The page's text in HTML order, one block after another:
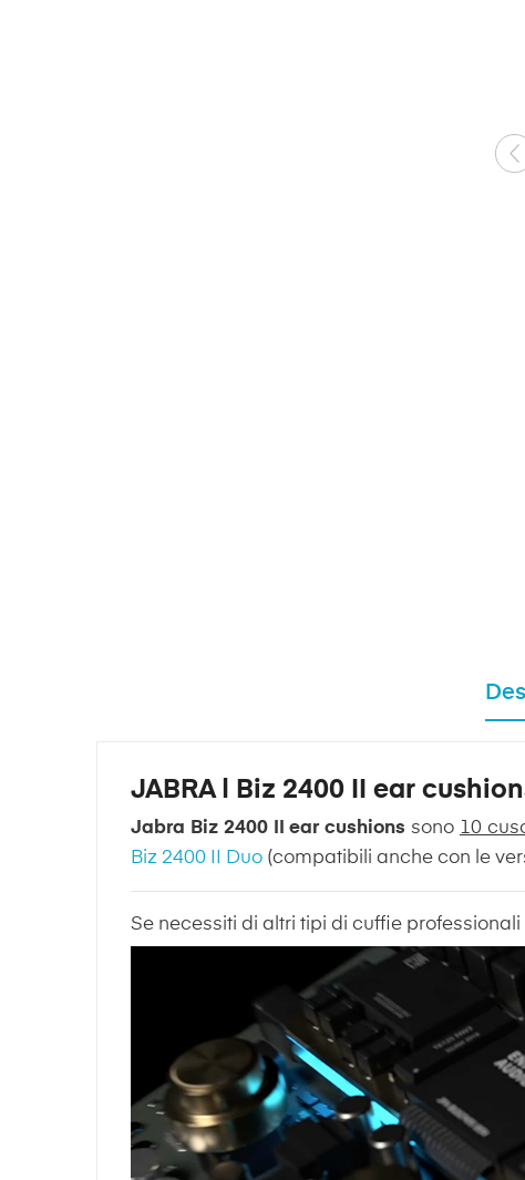
JABRA | Biz 2400 II ear
Jabra Biz 2400 II ear cushionssono 10
Biz 2400 II Duo (compatibili anche con le
Se necessiti di altri tipi di cuffie